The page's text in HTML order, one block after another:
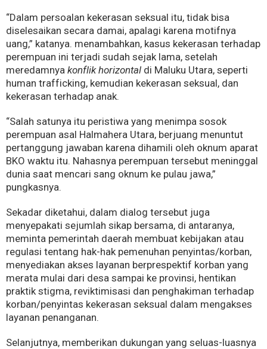
“Dalam persoalan kekerasan seksual itu, tidak bisa
diselesaikan secara damai, apalagi karena motifnya
uang,” katanya. menambahkan, kasus kekerasan terhadap
perempuan ini terjadi sudah sejak lama, setelah
meredamnya konflik horizontal di Maluku Utara, seperti
human trafficking, kemudian kekerasan seksual, dan
kekerasan terhadap anak.
“Salah satunya itu peristiwa yang menimpa sosok
perempuan asal Halmahera Utara, berjuang menuntut
pertanggung jawaban karena dihamili oleh oknum aparat
BKO waktu itu. Nahasnya perempuan tersebut meninggal
dunia saat mencari sang oknum ke pulau jawa,”
pungkasnya.
Sekadar diketahui, dalam dialog tersebut juga
menyepakati sejumlah sikap bersama, di antaranya,
meminta pemerintah daerah membuat kebijakan atau
regulasi tentang hak-hak pemenuhan penyintas/korban,
menyediakan akses layanan berprespektif korban yang
merata mulai dari desa sampai ke provinsi, hentikan
praktik stigma, reviktimisasi dan penghakiman terhadap
korban/penyintas kekerasan seksual dalam mengakses
layanan penanganan.
Selanjutnya, memberikan dukungan yang seluas-luasnya